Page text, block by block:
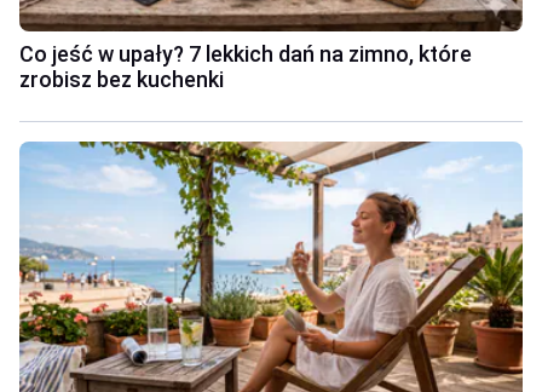
Co jeść w upały? 7 lekkich dań na zimno, które
zrobisz bez kuchenki